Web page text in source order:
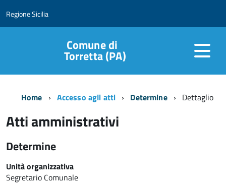
Regione Sicilia
Comune di
Torretta (PA)
Home Accesso agli atti Determine Dettaglio
Atti amministrativi
Determine
Unità organizzativa
Segretario Comunale